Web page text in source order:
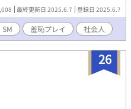
最終更新日 2025.6.7 登録日 2025.6.7
SM 羞恥プレイ 社会人
26